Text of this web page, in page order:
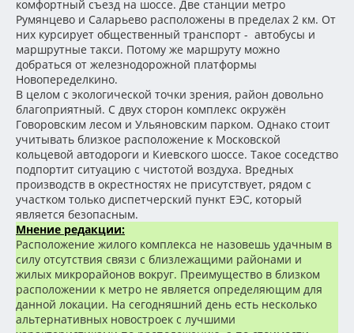
комфортный съезд на шоссе. Две станции метро
Румянцево и Саларьево расположены в пределах 2 км. От
них курсирует общественный транспорт - автобусы и
маршрутные такси. Потому же маршруту можно
добраться от железнодорожной платформы
Новопеределкино.
В целом с экологической точки зрения, район довольно
благоприятный. С двух сторон комплекс окружён
Говоровским лесом и Ульяновским парком. Однако стоит
учитывать близкое расположение к Московской
кольцевой автодороги и Киевского шоссе. Такое соседство
подпортит ситуацию с чистотой воздуха. Вредных
производств в окрестностях не присутствует, рядом с
участком только диспетчерский пункт ЕЭС, который
является безопасным.
Мнение редакции:
Расположение жилого комплекса не назовешь удачным в
силу отсутствия связи с близлежащими районами и
жилых микрорайонов вокруг. Преимущество в близком
расположении к метро не является определяющим для
данной локации. На сегодняшний день есть несколько
альтернативных новостроек с лучшими